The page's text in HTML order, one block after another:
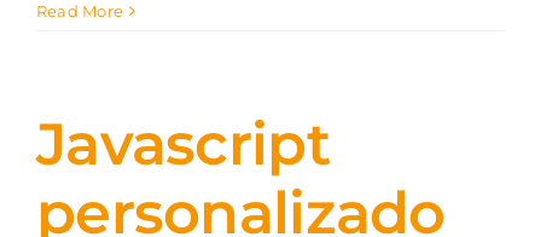
Read More
Javascript
personalizado